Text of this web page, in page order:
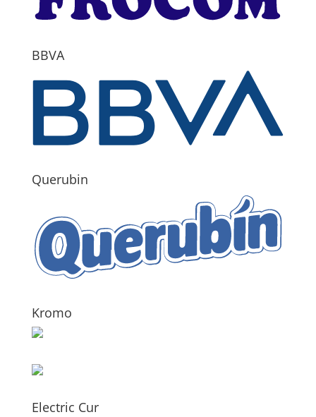
BBVA
Querubin
Kromo
Electric Cur